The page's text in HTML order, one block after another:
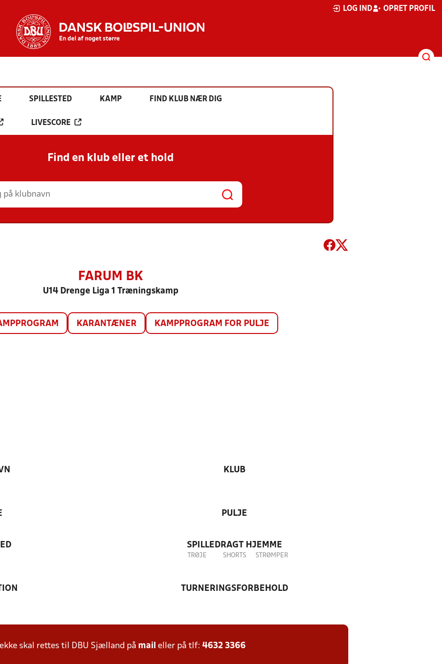
LOG IND OPRET PROFIL
SPILLESTED KAMP FIND KLUB NÆR DIG
LIVESCORE
Find en klub eller et hold
FARUM BK
U14 Drenge Liga 1 Træningskamp
KARANTÆNER KAMPPROGRAM FOR PULJE
KLUB
PULJE
SPILLEDRAGT HJEMME
TRØJE SHORTS STRØMPER
TURNERINGSFORBEHOLD
skal rettes til DBU Sjælland på mail eller på tlf: 4632 3366